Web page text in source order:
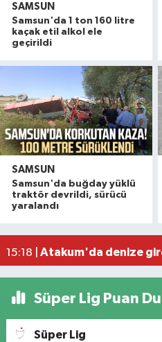
SAMSUN
Samsun'da 1 ton 160 litre
kaçak etil alkol ele
geçirildi
SAMSUN
Samsun'da buğday yüklü
traktör devrildi, sürücü
yaralandı
19:58 |Havza'da 11 yıl 8 ay
16:49 |Dron saldırısına
16:40 | Samsunspor’dan
15:18 | Atakum'da denize
Süper Lig Puan
Süper Lig